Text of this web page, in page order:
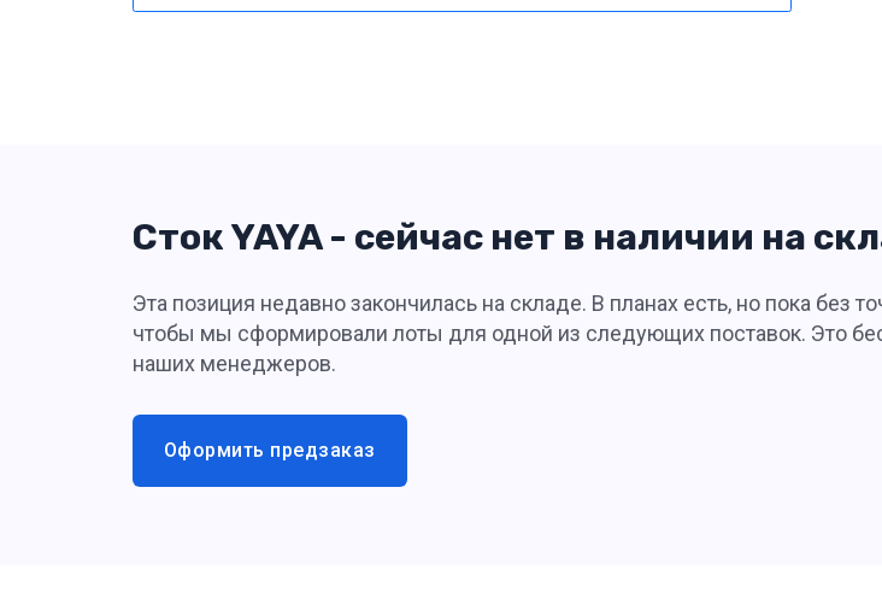
Сток YAYA - сейчас нет в наличии на
Эта позиция недавно закончилась на складе. В планах есть, но пока без
чтобы мы сформировали лоты для одной из следующих поставок. Это
наших менеджеров.
Оформить предзаказ